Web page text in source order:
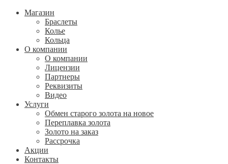
Магазин
Браслеты
Колье
Кольца
О компании
О компании
Лицензии
Партнеры
Реквизиты
Видео
Услуги
Обмен старого золота на новое
Переплавка золота
Золото на заказ
Рассрочка
Акции
Контакты